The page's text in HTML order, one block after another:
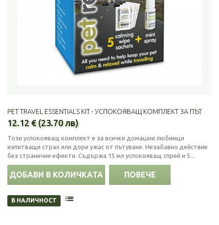
PET TRAVEL ESSENTIALS KIT - УСПОКОЯВАЩ КОМПЛЕКТ ЗА ПЪТ
12.12 € (23.70 лв)
Този успокояващ комплект е за всички домашни любимци
изпитващи страх или дори ужас от пътуване. Незабавно действие
без странични ефекти. Съдържа 15 мл успокояващ спрей и 5...
ДОБАВИ В КОЛИЧКАТА ПОВЕЧЕ
В НАЛИЧНОСТ